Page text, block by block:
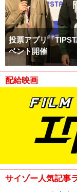
投票アプリ「
ベント開催
配給映画
サイゾー人気記事